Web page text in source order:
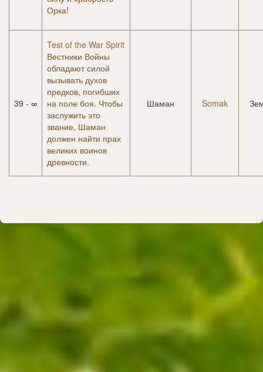
Орка!
39 - ∞
Test of the War Spirit
Вестники Войны
обладают силой
вызывать духов
предков, погибших
на поле боя. Чтобы
заслужить это
звание, Шаман
должен найти прах
великих воинов
древности.
Шаман Somak